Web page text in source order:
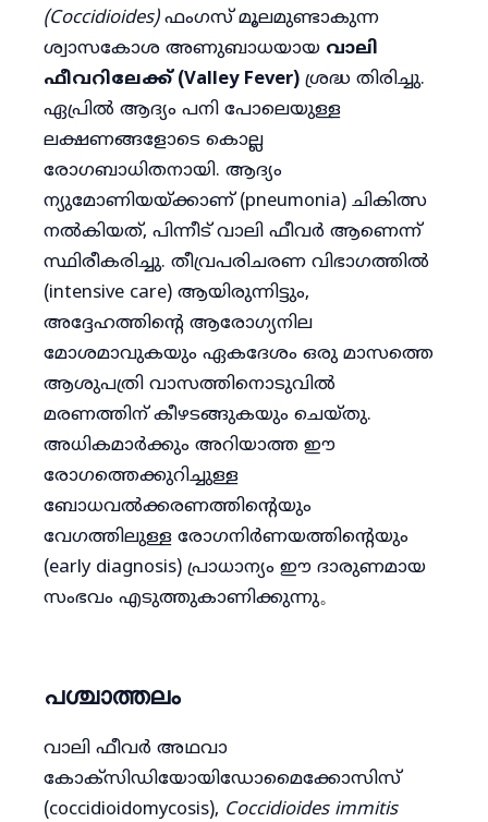
(Coccidioides)ഫംഗസ് മൂലമുണ്ടാകുന്ന
ശ്വാസകോശ അണുബാധയായ വാലി
ഫീവറിലേക്ക് (Valley Fever) ശ്രദ്ധ തിരിച്ചു.
ഏപ്രിൽ ആദ്യം പനി പോലെയുള്ള
ലക്ഷണങ്ങളോടെ കൊല്ല
രോഗബാധിതനായി. ആദ്യം
ന്യുമോണിയയ്ക്കാണ് (pneumonia) ചികിത്സ
നൽകിയത്, പിന്നീട് വാലി ഫീവർ ആണെന്ന്
സ്ഥിരീകരിച്ചു. തീവ്രപരിചരണ വിഭാഗത്തിൽ
(intensive care) ആയിരുന്നിട്ടും,
അദ്ദേഹത്തിൻ്റെ ആരോഗ്യനില
മോശമാവുകയും ഏകദേശം ഒരു മാസത്തെ
ആശുപത്രി വാസത്തിനൊടുവിൽ
മരണത്തിന് കീഴടങ്ങുകയും ചെയ്തു.
അധികമാർക്കും അറിയാത്ത ഈ
രോഗത്തെക്കുറിച്ചുള്ള
ബോധവൽക്കരണത്തിൻ്റെയും
വേഗത്തിലുള്ള രോഗനിർണയത്തിൻ്റെയും
(early diagnosis) പ്രാധാന്യം ഈ ദാരുണമായ
സംഭവം എടുത്തുകാണിക്കുന്നു。
പശ്ചാത്തലം
വാലി ഫീവർ അഥവാ
കോക്സിഡിയോയിഡോമൈക്കോസിസ്
(coccidioidomycosis), Coccidioides immitis